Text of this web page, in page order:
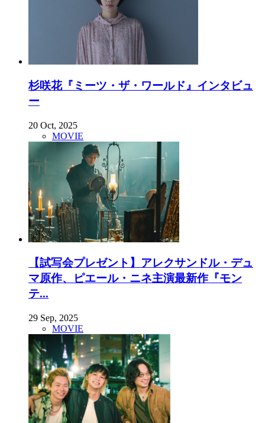
杉咲花『ミーツ・ザ・ワールド』インタビュ
ー
20 Oct, 2025
MOVIE
【試写会プレゼント】アレクサンドル・デュ
マ原作、ピエール・ニネ主演最新作『モン
テ...
29 Sep, 2025
MOVIE